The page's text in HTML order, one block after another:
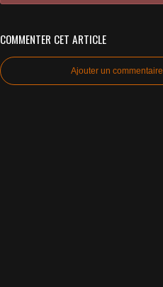
COMMENTER CET ARTICLE
Ajouter un commentaire